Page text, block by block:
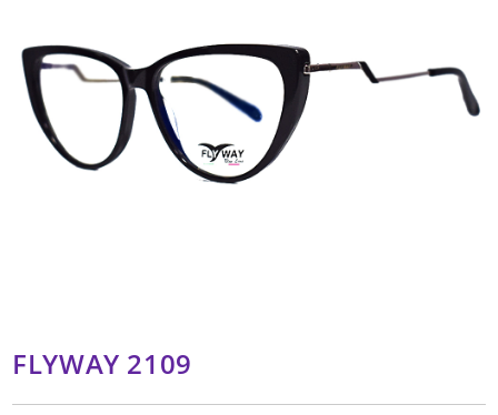
FLYWAY 2109